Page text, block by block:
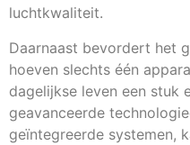
luchtkwaliteit.
Daarnaast bevordert het
hoeven slechts één
dagelijkse leven een stuk
geavanceerde
geïntegreerde systemen,